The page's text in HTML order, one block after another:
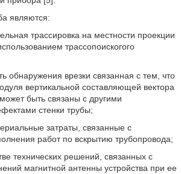
являются:
трассировка на местности проекции
трассопоискогого
обнаружения врезки связанная с тем, что
вертикальной составляющей вектора
быть связаны с другими
стенки трубы;
затраты, связанные с
работ по вскрытию трубопровода;
технических решений, связанных с
магнитной антенны устройства при ее